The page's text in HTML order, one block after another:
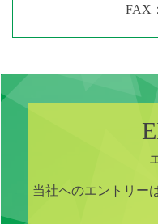
FAX
当社へのエントリー